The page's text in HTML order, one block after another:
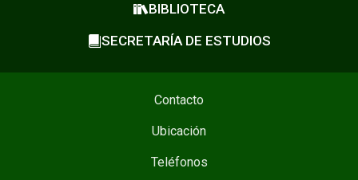
BIBLIOTECA
SECRETARÍA DE ESTUDIOS
Contacto
Ubicación
Teléfonos